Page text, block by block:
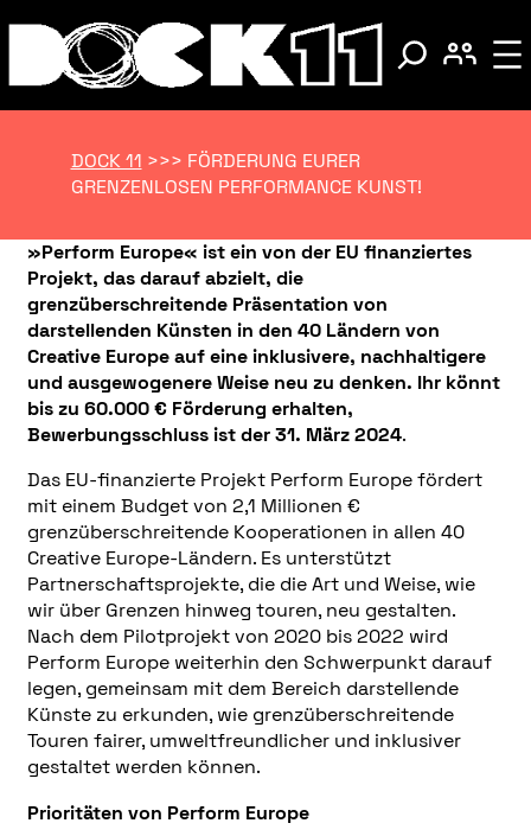
DOCK 11 >>> FÖRDERUNG EURER
GRENZENLOSEN PERFORMANCE KUNST!
»Perform Europe« ist ein von der EU finanziertes
Projekt, das darauf abzielt, die
grenzüberschreitende Präsentation von
darstellenden Künsten in den 40 Ländern von
Creative Europe auf eine inklusivere, nachhaltigere
und ausgewogenere Weise neu zu denken. Ihr könnt
bis zu 60.000 € Förderung erhalten,
Bewerbungsschluss ist der 31. März 2024.
Das EU-finanzierte Projekt Perform Europe fördert
mit einem Budget von 2,1 Millionen €
grenzüberschreitende Kooperationen in allen 40
Creative Europe-Ländern. Es unterstützt
Partnerschaftsprojekte, die die Art und Weise, wie
wir über Grenzen hinweg touren, neu gestalten.
Nach dem Pilotprojekt von 2020 bis 2022 wird
Perform Europe weiterhin den Schwerpunkt darauf
legen, gemeinsam mit dem Bereich darstellende
Künste zu erkunden, wie grenzüberschreitende
Touren fairer, umweltfreundlicher und inklusiver
gestaltet werden können.
Prioritäten von Perform Europe